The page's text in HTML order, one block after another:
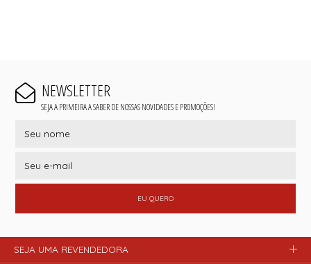
NEWSLETTER
SEJA A PRIMEIRA A SABER DE NOSSAS NOVIDADES E PROMOÇÕES!
EU QUERO
SEJA UMA REVENDEDORA